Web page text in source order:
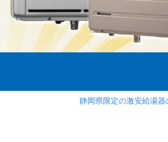
静岡県限定の激安給湯器